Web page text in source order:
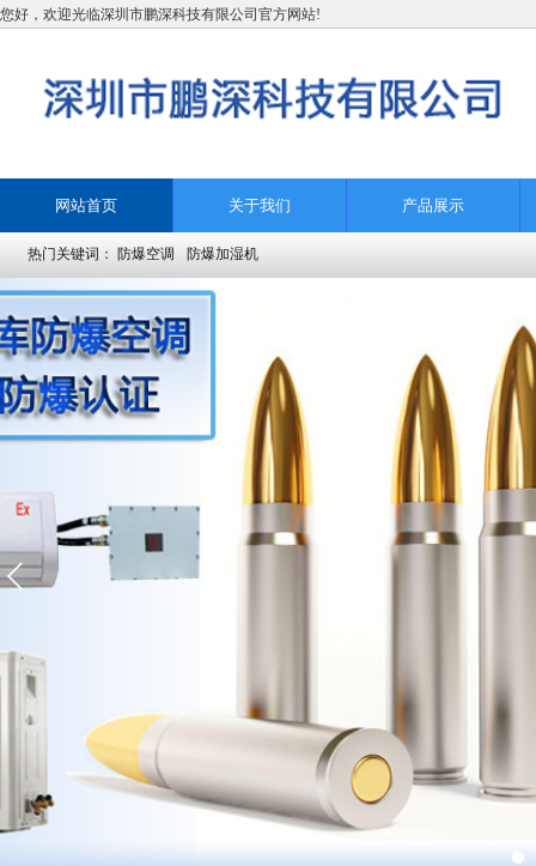
您好，欢迎光临深圳市鹏深科技有限公司官方网站!
网站首页 关于我们 产品展示
热门关键词： 防爆空调 防爆加湿机